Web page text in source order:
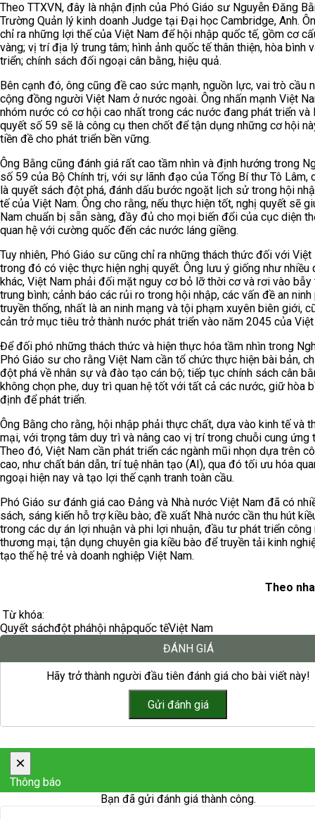
Theo TTXVN, đây là nhận định của Phó Giáo sư Nguyễn Đăng
Trường Quản lý kinh doanh Judge tại Đại học Cambridge, Anh.
chỉ ra những lợi thế của Việt Nam để hội nhập quốc tế, gồm cơ
vàng; vị trí địa lý trung tâm; hình ảnh quốc tế thân thiện, hòa bình
triển; chính sách đối ngoại cân bằng, hiệu quả.
Bên cạnh đó, ông cũng đề cao sức mạnh, nguồn lực, vai trò cầu
cộng đồng người Việt Nam ở nước ngoài. Ông nhấn mạnh Việt
nhóm nước có cơ hội cao nhất trong các nước đang phát triển và
quyết số 59 sẽ là công cụ then chốt để tận dụng những cơ hội
tiền đề cho phát triển bền vững.
Ông Bằng cũng đánh giá rất cao tầm nhìn và định hướng trong
số 59 của Bộ Chính trị, với sự lãnh đạo của Tổng Bí thư Tô Lâm,
là quyết sách đột phá, đánh dấu bước ngoặt lịch sử trong hội
tế của Việt Nam. Ông cho rằng, nếu thực hiện tốt, nghị quyết sẽ
Nam chuẩn bị sẵn sàng, đầy đủ cho mọi biến đổi của cục diện
quan hệ với cường quốc đến các nước láng giềng.
Tuy nhiên, Phó Giáo sư cũng chỉ ra những thách thức đối với Việt
trong đó có việc thực hiện nghị quyết. Ông lưu ý giống như nhiều
khác, Việt Nam phải đối mặt nguy cơ bỏ lỡ thời cơ và rơi vào bẫy
trung bình; cảnh báo các rủi ro trong hội nhập, các vấn đề an ninh
truyền thống, nhất là an ninh mạng và tội phạm xuyên biên giới,
cản trở mục tiêu trở thành nước phát triển vào năm 2045 của Việt
Để đối phó những thách thức và hiện thực hóa tầm nhìn trong
Phó Giáo sư cho rằng Việt Nam cần tổ chức thực hiện bài bản,
đột phá về nhân sự và đào tạo cán bộ; tiếp tục chính sách cân
không chọn phe, duy trì quan hệ tốt với tất cả các nước, giữ hòa
định để phát triển.
Ông Bằng cho rằng, hội nhập phải thực chất, dựa vào kinh tế và
mại, với trọng tâm duy trì và nâng cao vị trí trong chuỗi cung ứng
Theo đó, Việt Nam cần phát triển các ngành mũi nhọn dựa trên
cao, như chất bán dẫn, trí tuệ nhân tạo (AI), qua đó tối ưu hóa
ngoại hiện nay và tạo lợi thế cạnh tranh toàn cầu.
Phó Giáo sư đánh giá cao Đảng và Nhà nước Việt Nam đã có
sách, sáng kiến hỗ trợ kiều bào; đề xuất Nhà nước cần thu hút
trong các dự án lợi nhuận và phi lợi nhuận, đầu tư phát triển công
thương mại, tận dụng chuyên gia kiều bào để truyền tải kinh
tạo thế hệ trẻ và doanh nghiệp Việt Nam.
Theo
Từ khóa:
Quyết sáchđột pháhội nhậpquốc tếViệt Nam
ĐÁNH GIÁ
Hãy trở thành người đầu tiên đánh giá cho bài viết này!
×
Thông báo
Bạn đã gửi đánh giá thành công.